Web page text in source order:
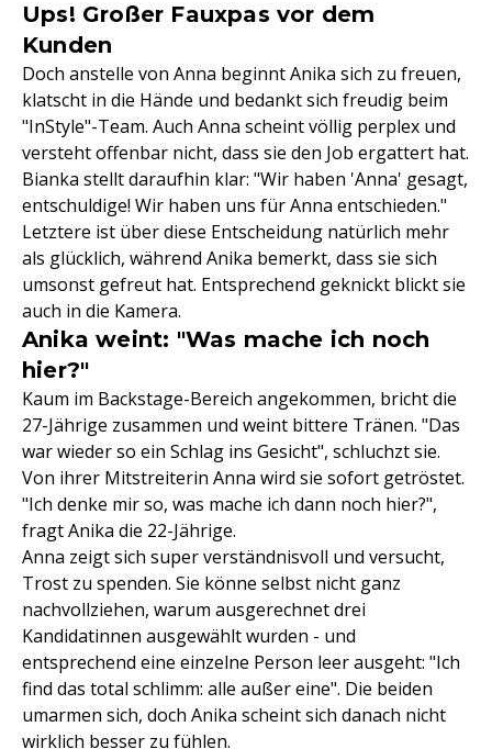
Ups! Großer Fauxpas vor dem
Kunden
Doch anstelle von Anna beginnt Anika sich zu freuen,
klatscht in die Hände und bedankt sich freudig beim
"InStyle"-Team. Auch Anna scheint völlig perplex und
versteht offenbar nicht, dass sie den Job ergattert hat.
Bianka stellt daraufhin klar: "Wir haben 'Anna' gesagt,
entschuldige! Wir haben uns für Anna entschieden."
Letztere ist über diese Entscheidung natürlich mehr
als glücklich, während Anika bemerkt, dass sie sich
umsonst gefreut hat. Entsprechend geknickt blickt sie
auch in die Kamera.
Anika weint: "Was mache ich noch
hier?"
Kaum im Backstage-Bereich angekommen, bricht die
27-Jährige zusammen und weint bittere Tränen. "Das
war wieder so ein Schlag ins Gesicht", schluchzt sie.
Von ihrer Mitstreiterin Anna wird sie sofort getröstet.
"Ich denke mir so, was mache ich dann noch hier?",
fragt Anika die 22-Jährige.
Anna zeigt sich super verständnisvoll und versucht,
Trost zu spenden. Sie könne selbst nicht ganz
nachvollziehen, warum ausgerechnet drei
Kandidatinnen ausgewählt wurden - und
entsprechend eine einzelne Person leer ausgeht: "Ich
find das total schlimm: alle außer eine". Die beiden
umarmen sich, doch Anika scheint sich danach nicht
wirklich besser zu fühlen.